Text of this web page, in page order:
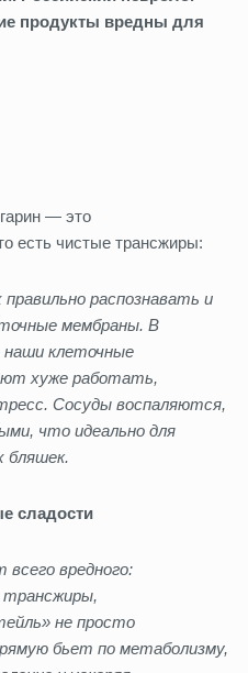
продукты вредны для
— это
есть чистые трансжиры:
распознавать и
мембраны. В
клеточные
хуже работать,
Сосуды воспаляются,
что идеально для
бляшек.
сладости
вредного:
трансжиры,
не просто
бьет по метаболизму,